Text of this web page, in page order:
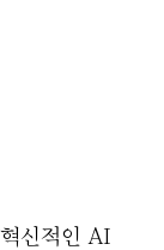
신적인 AI